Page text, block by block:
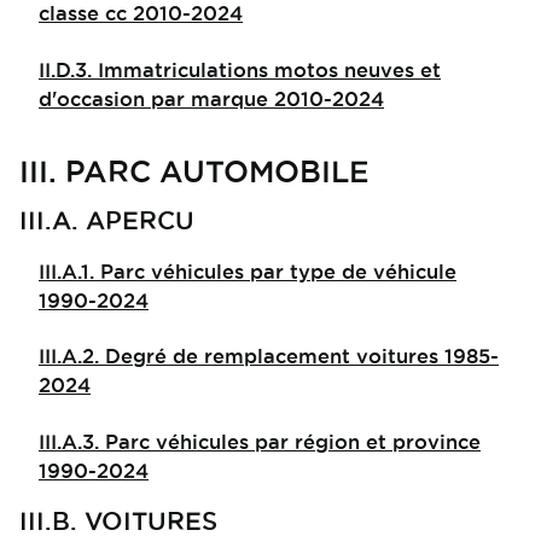
classe cc 2010-2024
II.D.3. Immatriculations motos neuves et
d'occasion par marque 2010-2024
III. PARC AUTOMOBILE
III.A. APERCU
III.A.1. Parc véhicules par type de véhicule
1990-2024
III.A.2. Degré de remplacement voitures 1985-
2024
III.A.3. Parc véhicules par région et province
1990-2024
III.B. VOITURES